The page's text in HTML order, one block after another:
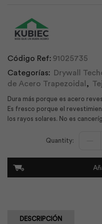
Código Ref: 91025735
Categorías:
Drywall
de Acero Trapezoidal ,
Dura más porque es acero
Es fresco porque el
los rayos solares. No es
DESCRIPCIÓN